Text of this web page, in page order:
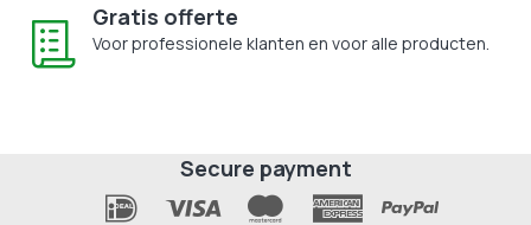
Gratis offerte
Voor professionele klanten en voor alle producten.
Secure payment